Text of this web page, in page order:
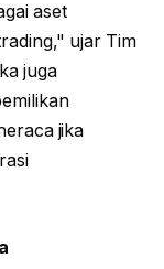
aset
ujar Tim
juga
jika